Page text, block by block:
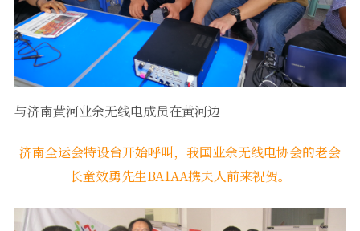
与济南黄河业余无线电成员在黄河边
济南全运会特设台开始呼叫，我国业余无线电协会的老会
长童效勇先生BA1AA携夫人前来祝贺。